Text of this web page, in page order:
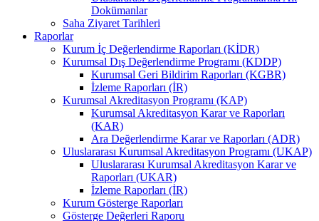
Dokümanlar
Saha Ziyaret Tarihleri
Raporlar
Kurum İç Değerlendirme Raporları (KİDR)
Kurumsal Dış Değerlendirme Programı (KDDP)
Kurumsal Geri Bildirim Raporları (KGBR)
İzleme Raporları (İR)
Kurumsal Akreditasyon Programı (KAP)
Kurumsal Akreditasyon Karar ve Raporları
(KAR)
Ara Değerlendirme Karar ve Raporları (ADR)
Uluslararası Kurumsal Akreditasyon Programı (UKAP)
Uluslararası Kurumsal Akreditasyon Karar ve
Raporları (UKAR)
İzleme Raporları (İR)
Kurum Gösterge Raporları
Gösterge Değerleri Raporu